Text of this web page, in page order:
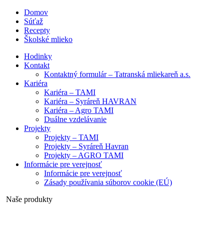
Domov
Súťaž
Recepty
Školské mlieko
Hodinky
Kontakt
Kontaktný formulár – Tatranská mliekareň a.s.
Kariéra
Kariéra – TAMI
Kariéra – Syráreň HAVRAN
Kariéra – Agro TAMI
Duálne vzdelávanie
Projekty
Projekty – TAMI
Projekty – Syráreň Havran
Projekty – AGRO TAMI
Informácie pre verejnosť
Informácie pre verejnosť
Zásady používania súborov cookie (EÚ)
Naše produkty